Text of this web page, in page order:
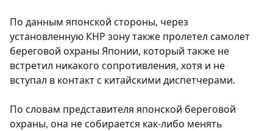
По данным японской стороны, через
установленную КНР зону также пролетел самолет
береговой охраны Японии, который также не
встретил никакого сопротивления, хотя и не
вступал в контакт с китайскими диспетчерами.
По словам представителя японской береговой
охраны, она не собирается как-либо менять